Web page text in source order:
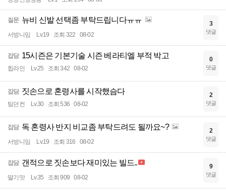
질문 뉴비 신발 선택좀 부탁드립니다ㅠㅠ
서방니임 Lv.19 조회 322 08-02
3
댓글
잡담 15시즌은 기본기술 시즌 베라티엘 부적 박고
힙라인 Lv.25 조회 342 08-02
0
댓글
잡담 짓손으로 혼령사를 시작했슴다
팀던컨 Lv.30 조회 536 08-02
2
댓글
잡담 독 혼령사 반지 비교좀 부탁드려도 될까요~?
서방니임 Lv.19 조회 316 08-02
2
댓글
잡담 갠적으로 짓손보다 재미있는 빌드..
딸기맛 Lv.35 조회 909 08-02
9
댓글